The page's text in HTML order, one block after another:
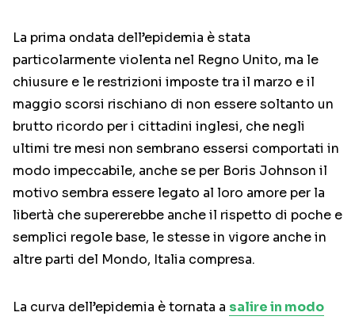
La prima ondata dell’epidemia è stata
particolarmente violenta nel Regno Unito, ma le
chiusure e le restrizioni imposte tra il marzo e il
maggio scorsi rischiano di non essere soltanto un
brutto ricordo per i cittadini inglesi, che negli
ultimi tre mesi non sembrano essersi comportati in
modo impeccabile, anche se per Boris Johnson il
motivo sembra essere legato al loro amore per la
libertà che supererebbe anche il rispetto di poche e
semplici regole base, le stesse in vigore anche in
altre parti del Mondo, Italia compresa.
La curva dell’epidemia è tornata a salire in modo